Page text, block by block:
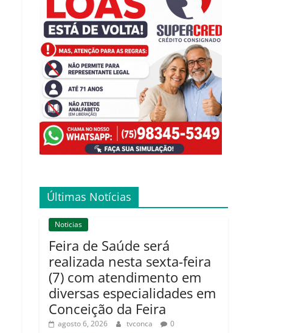
Últimas Notícias
Noticias
Feira de Saúde será
realizada nesta sexta-feira
(7) com atendimento em
diversas especialidades em
Conceição da Feira
agosto 6, 2026 tvconca 0